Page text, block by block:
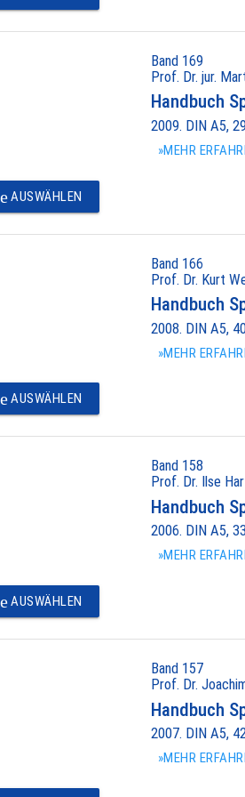
Band 169
Prof. Dr. jur.
Handbuch
2009. DIN A5,
»MEHR
AUSWÄHLEN
Band 166
Prof. Dr. Kurt
Handbuch
2008. DIN A5,
»MEHR
AUSWÄHLEN
Band 158
Prof. Dr. Ilse
Handbuch
2006. DIN A5,
»MEHR
AUSWÄHLEN
Band 157
Prof. Dr.
Handbuch
2007. DIN A5,
»MEHR